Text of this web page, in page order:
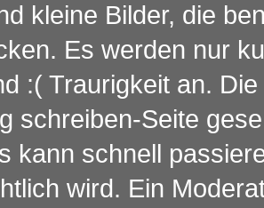
kleine Bilder, die
Es werden nur
:( Traurigkeit an.
schreiben-Seite
kann schnell
wird. Ein